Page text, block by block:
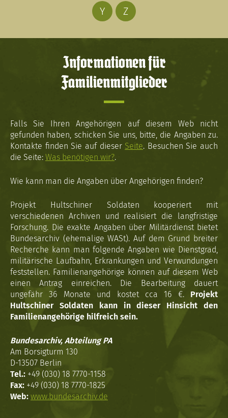
Y
Z
Informationen für
Familienmitglieder
Falls Sie Ihren Angehörigen auf diesem Web nicht
gefunden haben, schicken Sie uns, bitte, die Angaben zu.
Kontakte finden Sie auf dieser Seite. Besuchen Sie auch
die Seite: Was benötigen wir?.
Wie kann man die Angaben über Angehörigen finden?
Projekt Hultschiner Soldaten kooperiert mit
verschiedenen Archiven und realisiert die langfristige
Forschung. Die exakte Angaben über Militärdienst bietet
Bundesarchiv (ehemalige WASt). Auf dem Grund breiter
Recherche kann man folgende Angaben wie Dienstgrad,
militärische Laufbahn, Erkrankungen und Verwundungen
feststellen. Familienangehörige können auf diesem Web
einen Antrag einreichen. Die Bearbeitung dauert
ungefähr 36 Monate und kostet cca 16 €. Projekt
Hultschiner Soldaten kann in dieser Hinsicht den
Familienangehörige hilfreich sein.
Bundesarchiv, Abteilung PA
Am Borsigturm 130
D-13507 Berlin
Tel.: +49 (030) 18 7770-1158
Fax: +49 (030) 18 7770-1825
Web: www.bundesarchiv.de